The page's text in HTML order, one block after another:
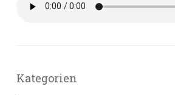
Kategorien